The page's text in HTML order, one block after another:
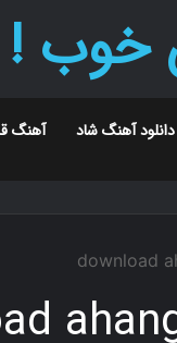
!
دانلود آهنگ شاد آهنگ
download